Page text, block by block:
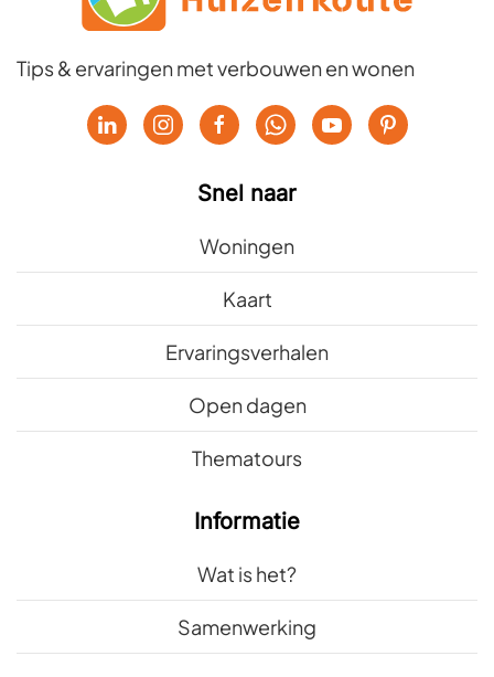
Tips & ervaringen met verbouwen en wonen
Snel naar
Woningen
Kaart
Ervaringsverhalen
Open dagen
Thematours
Informatie
Wat is het?
Samenwerking